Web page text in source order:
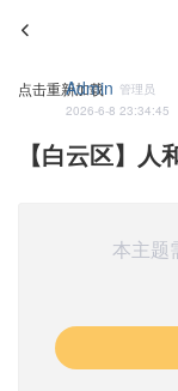
点击重新加载
Admin 管理员
2026-6-8 23:34:45
【白云区】
本主题